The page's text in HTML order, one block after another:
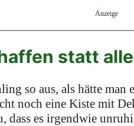
Anzeige
statt
so aus, als hätte
noch eine Kiste mit
dass es irgendwie